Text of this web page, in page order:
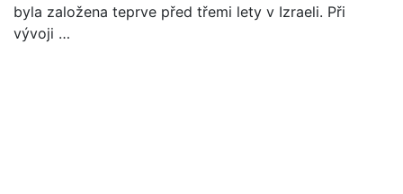
byla založena teprve před třemi lety v Izraeli. Při
vývoji …